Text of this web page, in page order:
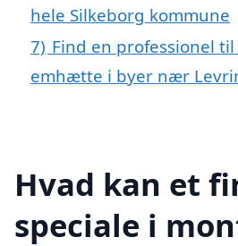
hele Silkeborg kommune
7) Find en professionel
emhætte i byer nær
Hvad kan et
speciale i